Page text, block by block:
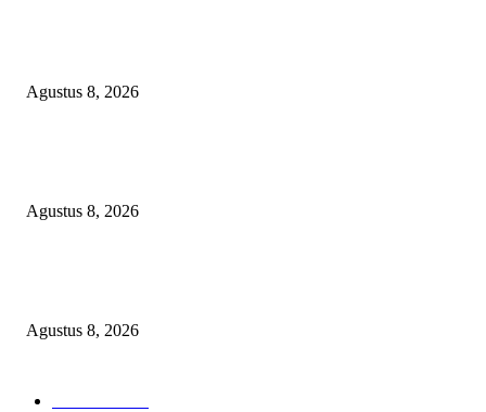
Agustus 8, 2026
Agustus 8, 2026
Agustus 8, 2026